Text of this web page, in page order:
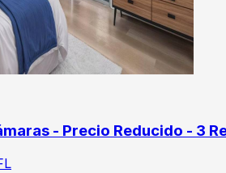
- Precio Reducido - 3